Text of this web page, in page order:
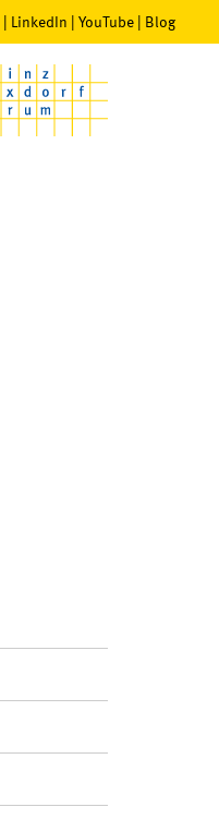
| LinkedIn | YouTube | Blog